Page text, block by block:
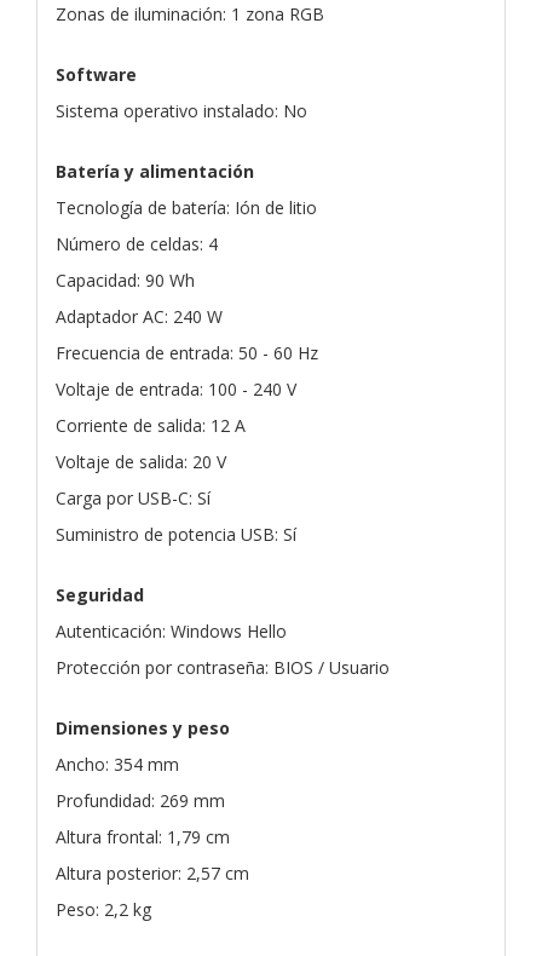
Zonas de iluminación: 1 zona RGB
Software
Sistema operativo instalado: No
Batería y alimentación
Tecnología de batería: Ión de litio
Número de celdas: 4
Capacidad: 90 Wh
Adaptador AC: 240 W
Frecuencia de entrada: 50 - 60 Hz
Voltaje de entrada: 100 - 240 V
Corriente de salida: 12 A
Voltaje de salida: 20 V
Carga por USB-C: Sí
Suministro de potencia USB: Sí
Seguridad
Autenticación: Windows Hello
Protección por contraseña: BIOS / Usuario
Dimensiones y peso
Ancho: 354 mm
Profundidad: 269 mm
Altura frontal: 1,79 cm
Altura posterior: 2,57 cm
Peso: 2,2 kg